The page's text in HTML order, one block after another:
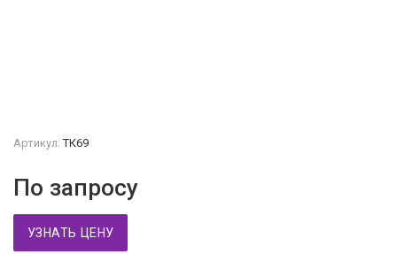
Артикул: ТК69
По запросу
УЗНАТЬ ЦЕНУ